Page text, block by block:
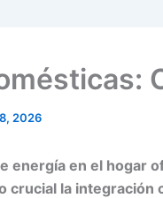
2026
energía en el hogar
crucial la integración